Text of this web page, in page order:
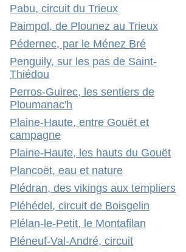
Pabu, circuit du Trieux
Paimpol, de Plounez au Trieux
Pédernec, par le Ménez Bré
Penguily, sur les pas de Saint-
Thiédou
Perros-Guirec, les sentiers de
Ploumanac'h
Plaine-Haute, entre Gouët et
campagne
Plaine-Haute, les hauts du Gouët
Plancoët, eau et nature
Plédran, des vikings aux templiers
Pléhédel, circuit de Boisgelin
Plélan-le-Petit, le Montafilan
Pléneuf-Val-André, circuit